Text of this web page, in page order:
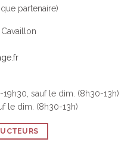
partenaire)
sauf le dim. (8h30-13h)
le dim. (8h30-13h)